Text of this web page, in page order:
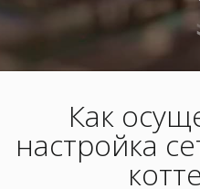
Как
настройка